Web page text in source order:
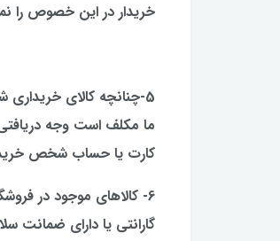
خریدار در این خصوص را
5-چنانچه کالای
ما مکلف است وجه
کارت یا حساب شخص
6- کالاهای موجود در
گارانتی یا دارای ضمانت